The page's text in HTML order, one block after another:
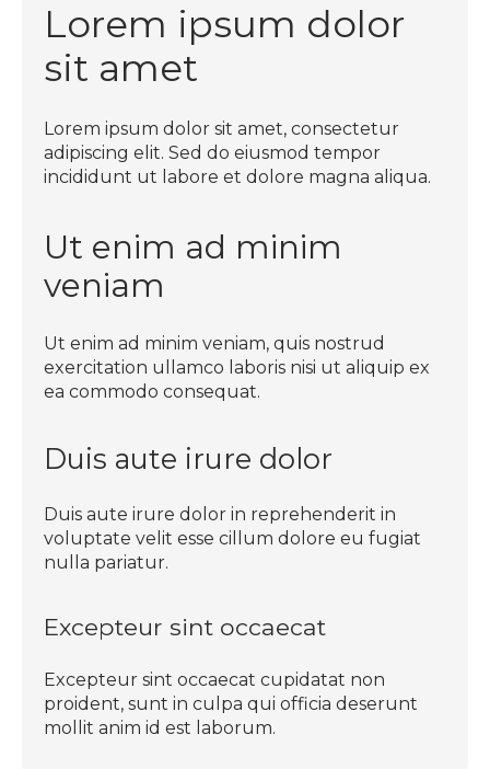
Lorem ipsum dolor
sit amet
Lorem ipsum dolor sit amet, consectetur
adipiscing elit. Sed do eiusmod tempor
incididunt ut labore et dolore magna aliqua.
Ut enim ad minim
veniam
Ut enim ad minim veniam, quis nostrud
exercitation ullamco laboris nisi ut aliquip ex
ea commodo consequat.
Duis aute irure dolor
Duis aute irure dolor in reprehenderit in
voluptate velit esse cillum dolore eu fugiat
nulla pariatur.
Excepteur sint occaecat
Excepteur sint occaecat cupidatat non
proident, sunt in culpa qui officia deserunt
mollit anim id est laborum.